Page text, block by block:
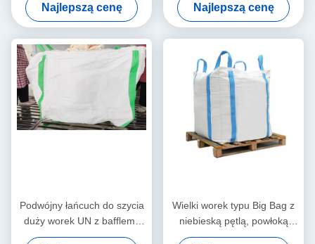
krzyżowymi do transportu
ciężkiego
Najlepszą cenę
pętlami narożnymi do
bezpiecznego transportu
Najlepszą cenę
Podwójny łańcuch do szycia
duży worek UN z bafflem i
pojemnością 1000 kg do
Wielki worek typu Big Bag z
niebieską pętlą, powłoką
antystatyczną i ładownością